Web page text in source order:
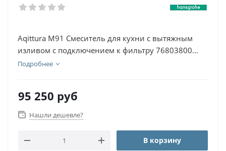
Aqittura M91 Смеситель для кухни с вытяжным
изливом с подключением к фильтру 76803800
Сталь
Подробнее
95 250 руб
Нашли дешевле?
В корзину